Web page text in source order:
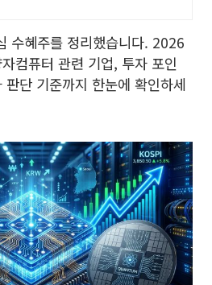
수혜주를 정리했습니다. 2026
컴퓨터 관련 기업, 투자 포인
단 기준까지 한눈에 확인하세